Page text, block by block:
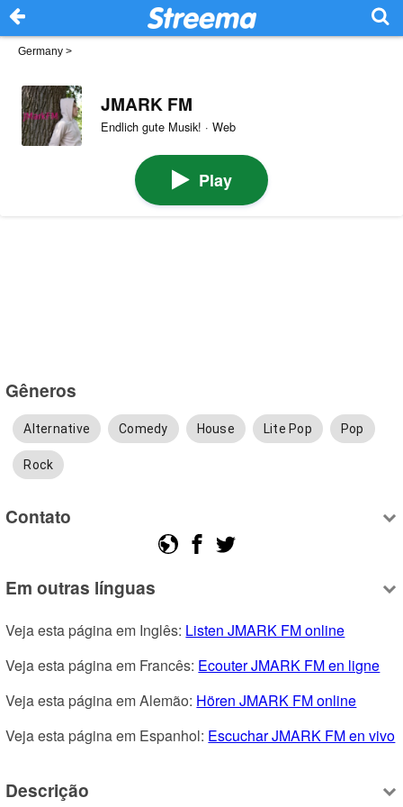
Germany >
JMARK FM
Endlich gute Musik! · Web
Play
Gêneros
Alternative Comedy House Lite Pop Pop
Rock
Contato
Em outras línguas
Veja esta página em Inglês: Listen JMARK FM online
Veja esta página em Francês: Ecouter JMARK FM en ligne
Veja esta página em Alemão: Hören JMARK FM online
Veja esta página em Espanhol: Escuchar JMARK FM en vivo
Descrição